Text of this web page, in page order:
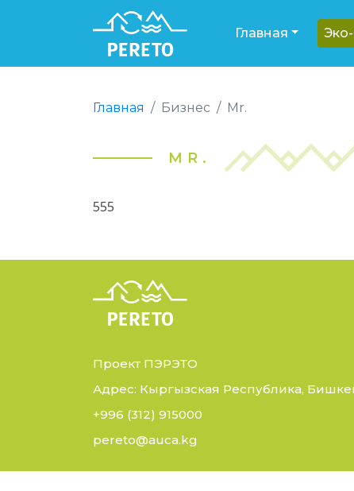
Главная
Главная Бизнес Mr.
MR.
555
Проект ПЭРЭТО
Адрес: Кыргызская Республика,
+996 (312) 915000
pereto@auca.kg